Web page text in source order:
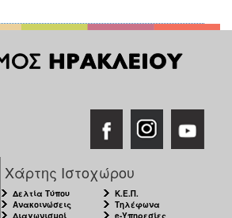
Χάρτης Ιστοχώρου
Δελτία Τύπου
Ανακοινώσεις
Διαγωνισμοί
Κ.Ε.Π.
Τηλέφωνα
e-Υπηρεσίες